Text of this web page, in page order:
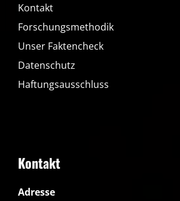
Kontakt
Forschungsmethodik
Unser Faktencheck
Datenschutz
Haftungsausschluss
Kontakt
Adresse